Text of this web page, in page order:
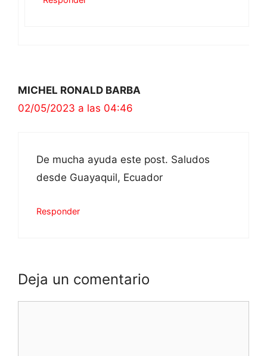
MICHEL RONALD BARBA
02/05/2023 a las 04:46
De mucha ayuda este post. Saludos
desde Guayaquil, Ecuador
Responder
Deja un comentario